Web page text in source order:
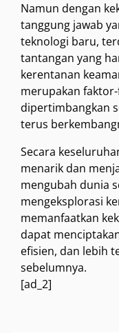
Namun dengan
tanggung jawab
teknologi baru,
tantangan yang
kerentanan
merupakan
dipertimbangkan
terus
Secara
menarik dan
mengubah dunia
mengeksplorasi
memanfaatkan
dapat
efisien, dan lebih
sebelumnya.
[ad_2]